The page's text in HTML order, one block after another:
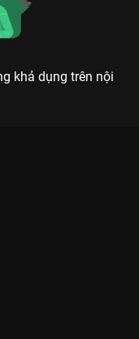
khả dụng trên nội